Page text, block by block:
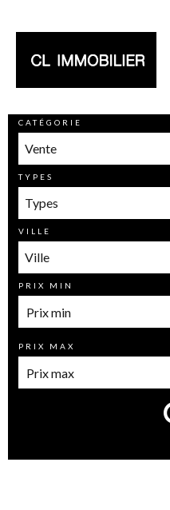
CATÉGORIE
Vente
TYPES
Types
VILLE
Ville
PRIX MIN
PRIX MAX